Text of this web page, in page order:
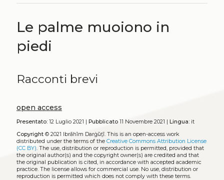
Le palme muoiono in
piedi
Racconti brevi
open access
Presentato:12 Luglio 2021 | Pubblicato11 Novembre 2021 | Lingua:it
Copyright© 2021 Ibrāhīm Darġūṯī. This is an open-access work
distributed under the terms of the Creative Commons Attribution License
(CC BY) . The use, distribution or reproduction is permitted, provided that
the original author(s) and the copyright owner(s) are credited and that
the original publication is cited, in accordance with accepted academic
practice. The license allows for commercial use. No use, distribution or
reproduction is permitted which does not comply with these terms.